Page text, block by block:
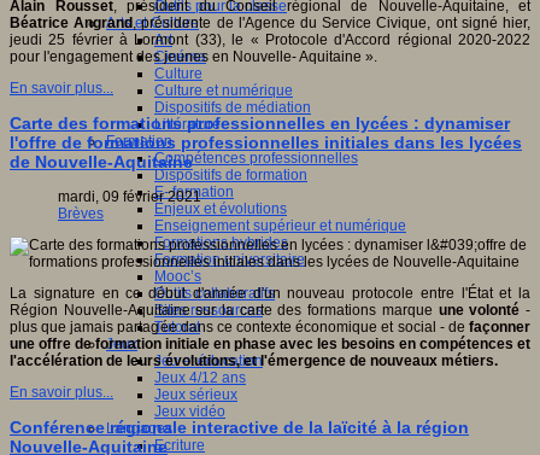
Outils pour la classe
Arts et Culture
Art
Cinéma
Culture
Culture et numérique
Dispositifs de médiation
Littérature
Formation
Compétences professionnelles
Dispositifs de formation
E- formation
Enjeux et évolutions
Enseignement supérieur et numérique
Formations hybrides
Formation universitaire
Mooc’s
Outils collaboratifs
Sites ressources
Tutorat
Jeux
Jeu et éducation
Jeux 4/12 ans
Jeux sérieux
Jeux vidéo
Langages
Ecriture
Alain Rousset, président du Conseil régional de Nouvelle-Aquitaine, et
Béatrice Angrand , présidente de l'Agence du Service Civique, ont signé hier,
jeudi 25 février à Lormont (33), le « Protocole d'Accord régional 2020-2022
pour l'engagement des jeunes en Nouvelle- Aquitaine ».
En savoir plus...
Carte des formations professionnelles en lycées : dynamiser
l'offre de formations professionnelles initiales dans les lycées
de Nouvelle-Aquitaine
mardi, 09 février 2021
Brèves
La signature en ce début d'année d'un nouveau protocole entre l'État et la
Région Nouvelle-Aquitaine sur la carte des formations marque une volonté -
plus que jamais partagée dans ce contexte économique et social - de façonner
une offre de formation initiale en phase avec les besoins en compétences et
l'accélération de leurs évolutions, et l'émergence de nouveaux métiers.
En savoir plus...
Conférence régionale interactive de la laïcité à la région
Nouvelle-Aquitaine